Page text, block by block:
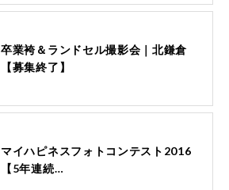
卒業袴＆ランドセル撮影会｜北鎌倉
【募集終了】
マイハピネスフォトコンテスト2016
【5年連続…